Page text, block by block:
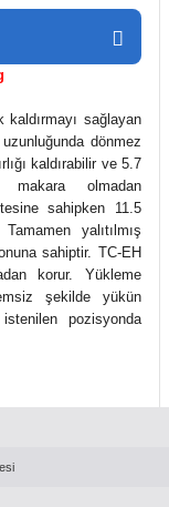
sağlayan
dönmez
kaldırabilir ve 5.7
makara olmadan
sahipken 11.5
yalıtılmış
sahiptir. TC-EH
korur. Yükleme
şekilde yükün
pozisyonda